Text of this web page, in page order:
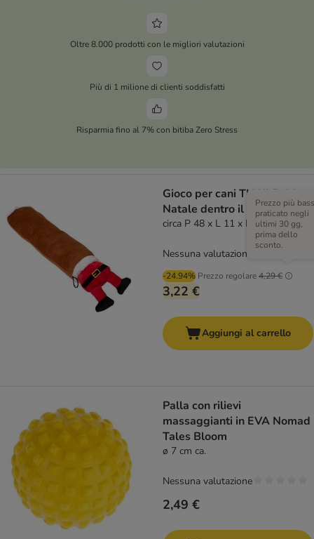
Oltre 8.000 prodotti con le migliori valutazioni
Più di 1 milione di clienti soddisfatti
Risparmia fino al 7% con bitiba Zero Stress
Gioco per cani TIAKI Babbo
Natale dentro il camino
circa P 48 x L 11 x H 8 cm
-24.94% Prezzo regolare4,29 €
Prezzo più
praticato negli
ultimi 30 gg,
prima dello
sconto.
3,22 €
Nessuna valutazione
Aggiungi al carrello
Palla con rilievi
massaggianti in EVA Nomad
Tales Bloom
ø 7 cm ca.
2,49 €
Nessuna valutazione